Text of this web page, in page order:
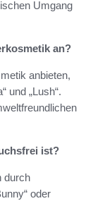
Umgang
an?
anbieten,
und „Lush“.
ist?
durch
oder